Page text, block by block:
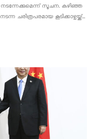
നടന്നേക്കുമെന്ന് സൂചന. കഴിഞ്ഞ
കൂടിക്കാഴ്ചയ്ക്ക്...